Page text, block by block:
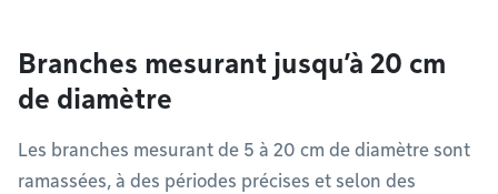
Branches mesurant jusqu’à 20 cm
de diamètre
Les branches mesurant de 5 à 20 cm de diamètre sont
ramassées, à des périodes précises et selon des